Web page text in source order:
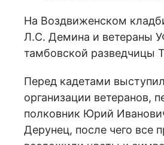
На Воздвиженском
Л.С. Демина и ветераны
тамбовской разведчицы
Перед кадетами
организации ветеранов,
полковник Юрий
Дерунец, после чего все